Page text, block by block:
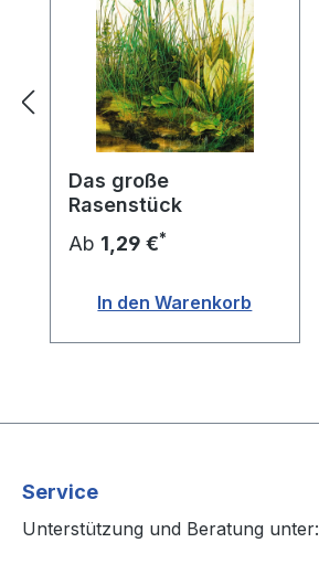
Das große
Rasenstück
Ab 1,29 €*
In den Warenkorb
Service
Unterstützung und Beratung unter: